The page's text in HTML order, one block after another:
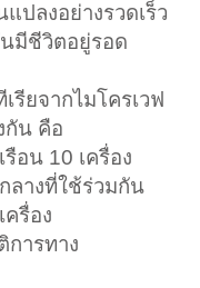
ปลงอย่างรวดเร็ว
มีชีวิตอยู่รอด
รียจากไมโครเวฟ
กัน คือ
อน 10 เครื่อง
ลางที่ใช้ร่วมกัน
รื่อง
การทาง